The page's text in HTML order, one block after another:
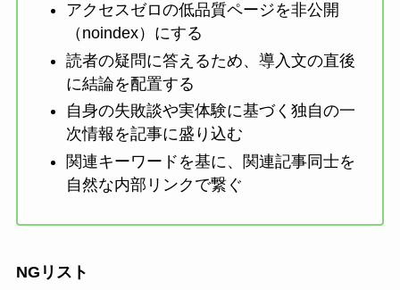
アクセスゼロの低品質ページを非公開
（noindex）にする
読者の疑問に答えるため、導入文の直後
に結論を配置する
自身の失敗談や実体験に基づく独自の一
次情報を記事に盛り込む
関連キーワードを基に、関連記事同士を
自然な内部リンクで繋ぐ
NGリスト